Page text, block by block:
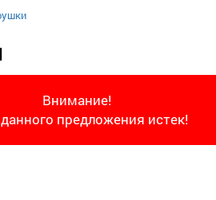
Внимание!
предложения истек!